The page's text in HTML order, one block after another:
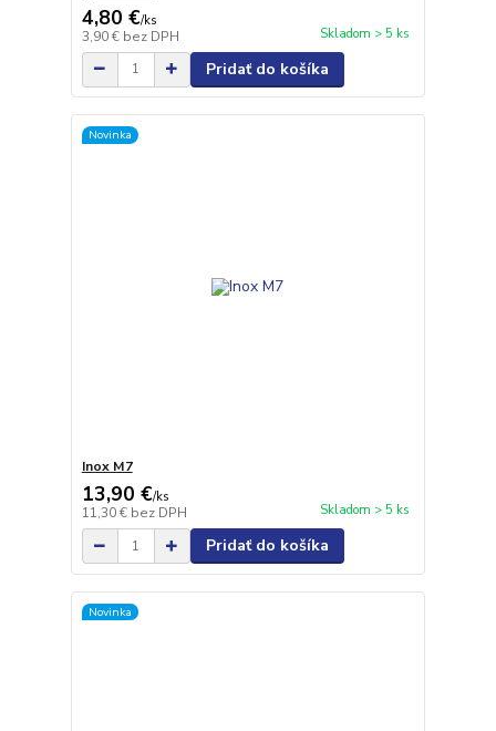
4,80 €/ks
3,90 € bez DPH Skladom > 5 ks
Pridať do košíka
Novinka
Inox M7
13,90 €/ks
11,30 € bez DPH Skladom > 5 ks
Pridať do košíka
Novinka